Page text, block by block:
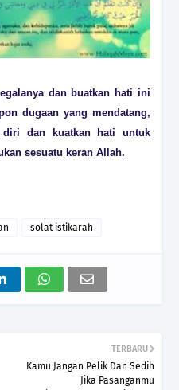
dan buatkan hati ini
dugaan yang mendatang,
diri dan kuatkan hati untuk
sesuatu keran Allah.
solat istikarah
TERBARU
Kamu Jangan Pelik Dan Sedih
Jika Pasanganmu